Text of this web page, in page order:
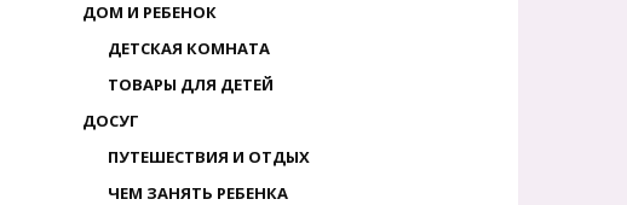
ДОМ И РЕБЕНОК
ДЕТСКАЯ КОМНАТА
ТОВАРЫ ДЛЯ ДЕТЕЙ
ДОСУГ
ПУТЕШЕСТВИЯ И ОТДЫХ
ЧЕМ ЗАНЯТЬ РЕБЕНКА